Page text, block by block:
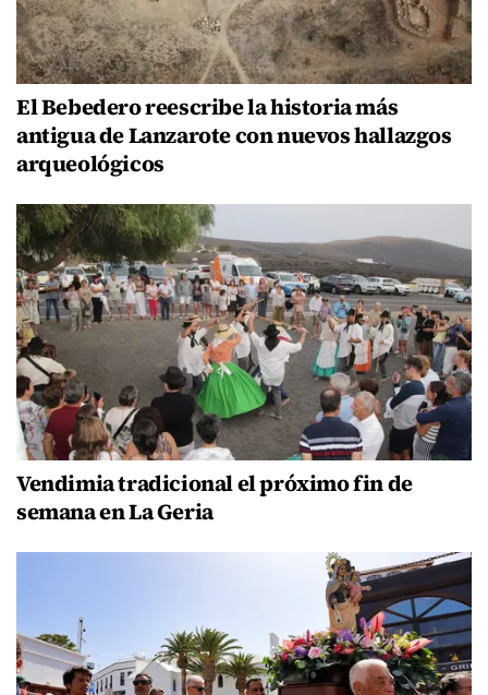
El Bebedero reescribe la historia más
antigua de Lanzarote con nuevos hallazgos
arqueológicos
Vendimia tradicional el próximo fin de
semana en La Geria